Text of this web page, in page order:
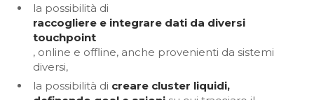
la possibilità di
raccogliere e integrare dati da diversi
touchpoint
, online e offline, anche provenienti da sistemi
diversi,
la possibilità di creare cluster liquidi,